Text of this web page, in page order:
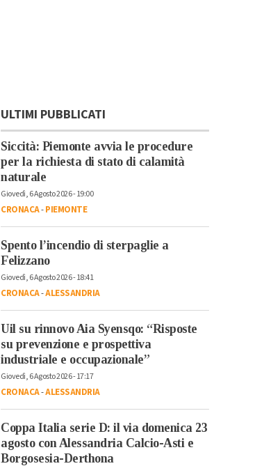
Lunedì, 23 Ottobre 2023 - 05:20
Cronaca
L’antimateria: cos’è e
quanto la conosciamo
Domenica, 22 Ottobre 2023 -
condivisione
ULTIMI PUBBLICATI
Siccità: Piemonte avvia le procedure
per la richiesta di stato di calamità
naturale
Giovedì, 6 Agosto 2026 - 19:00
CRONACA-PIEMONTE
Spento l’incendio di sterpaglie a
Felizzano
Giovedì, 6 Agosto 2026 - 18:41
CRONACA-ALESSANDRIA
Uil su rinnovo Aia Syensqo: “Risposte
su prevenzione e prospettiva
industriale e occupazionale”
Giovedì, 6 Agosto 2026 - 17:17
CRONACA-ALESSANDRIA
Coppa Italia serie D: il via domenica 23
agosto con Alessandria Calcio-Asti e
Borgosesia-Derthona